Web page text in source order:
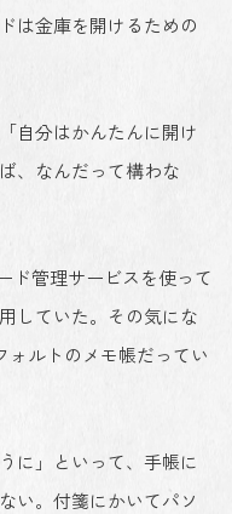
は金庫を開けるための
自分はかんたんに開け
、なんだって構わな
ド管理サービスを使って
していた。その気にな
ォルトのメモ帳だってい
に」といって、手帳に
い。付箋にかいてパソ